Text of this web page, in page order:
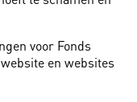
voor Fonds
en websites